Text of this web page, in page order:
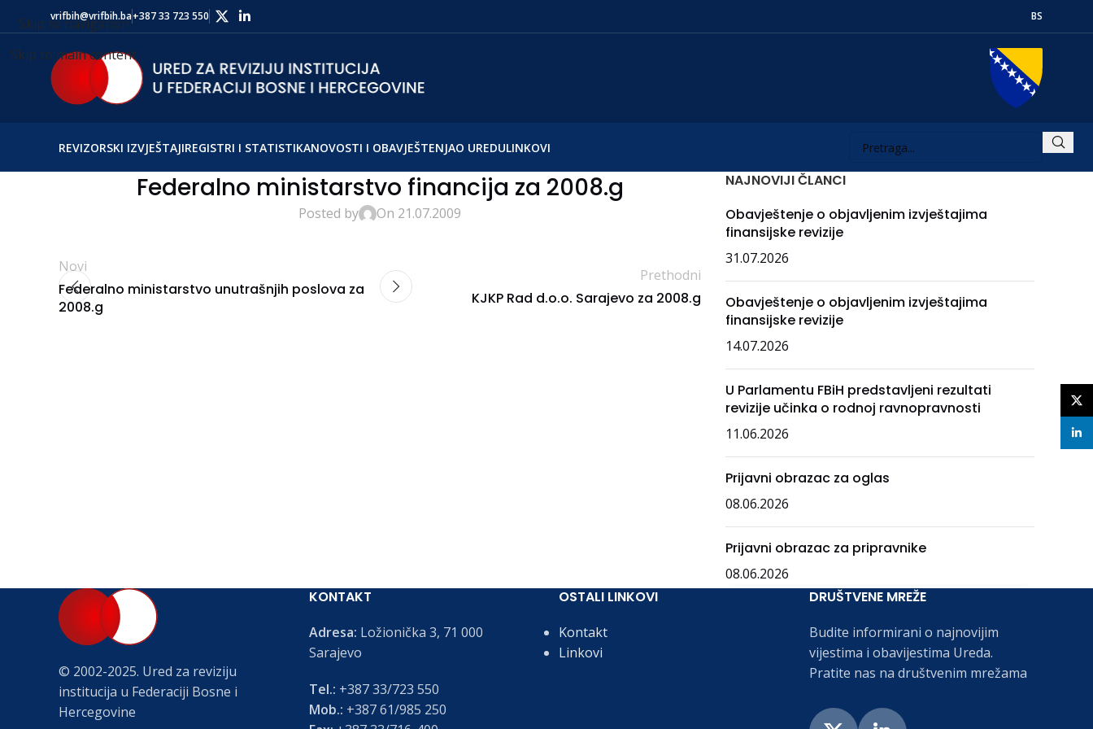
Skip to navigation
Skip to main content
vrifbih@vrifbih.ba+387 33 723 550 BS
REVIZORSKI IZVJEŠTAJIREGISTRI I STATISTIKANOVOSTI I OBAVJEŠTENJAO UREDULINKOVI
Federalno ministarstvo financija za 2008.g
Posted by On 21.07.2009
Novi
Federalno ministarstvo unutrašnjih poslova za
2008.g
Prethodni
KJKP Rad d.o.o. Sarajevo za 2008.g
NAJNOVIJI ČLANCI
Obavještenje o objavljenim izvještajima
finansijske revizije
31.07.2026
Obavještenje o objavljenim izvještajima
finansijske revizije
14.07.2026
U Parlamentu FBiH predstavljeni rezultati
revizije učinka o rodnoj ravnopravnosti
11.06.2026
Prijavni obrazac za oglas
08.06.2026
Prijavni obrazac za pripravnike
08.06.2026
© 2002-2025. Ured za reviziju
institucija u Federaciji Bosne i
Hercegovine
KONTAKT
Adresa: Ložionička 3, 71 000
Sarajevo
Tel.: +387 33/723 550
Mob.: +387 61/985 250
OSTALI LINKOVI
Kontakt
Linkovi
DRUŠTVENE MREŽE
Budite informirani o najnovijim
vijestima i obavijestima Ureda.
Pratite nas na društvenim mrežama